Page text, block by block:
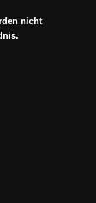
nicht